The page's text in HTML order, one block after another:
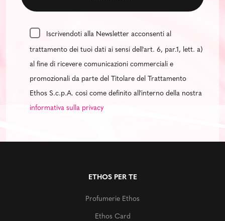
Iscrivendoti alla Newsletter acconsenti al
trattamento dei tuoi dati ai sensi dell'art. 6, par.1, lett. a)
al fine di ricevere comunicazioni commerciali e
promozionali da parte del Titolare del Trattamento
Ethos S.c.p.A. così come definito all'interno della nostra
informativa sulla privacy
ETHOS PER TE
Profumerie Ethos
Ethos Card